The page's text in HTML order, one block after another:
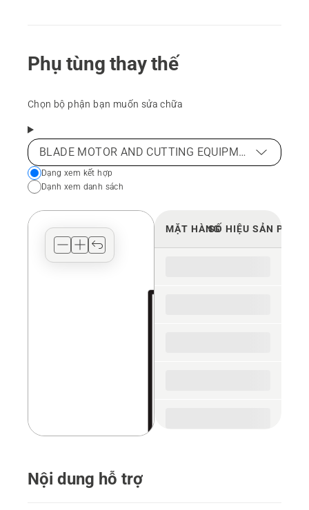
Phụ tùng thay thế
Chọn bộ phận bạn muốn sửa chữa
BLADE MOTOR AND CUTTING EQUIPMENT
Choose
your
view
Dạng xem kết hợp
Dạnh xem danh sách
MẶT HÀNGSỐ HIỆU SẢN PHẨM
Nội dung hỗ trợ